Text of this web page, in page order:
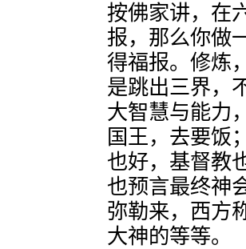
按佛家讲，在
报，那么你做
得福报。修炼
是跳出三界，
大智慧与能力
国王，去要饭
也好，基督教
也预言最终神
弥勒来，西方
大神的等等。